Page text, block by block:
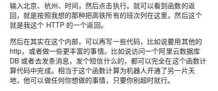
输入北京、杭州、时间，然后点击执行。就可以看到函数的返
回，就是按照我想的那种把高铁所有的班次列在这里，然后这个
就是我这个 HTTP 的一个返回。
然后在其实在这个内部，可以再写一些代码，比如说要用其他的
http，或者做一些更丰富的事情。比如说访问一个阿里云数据库
DB 或者去发条消息，发个短信什么的，都可以完全在这个函数计
算代码中完成。相当于这个函数计算为机器人开通了另一片天
地，他可以做任何你想做的事情，只要你别超时就行。